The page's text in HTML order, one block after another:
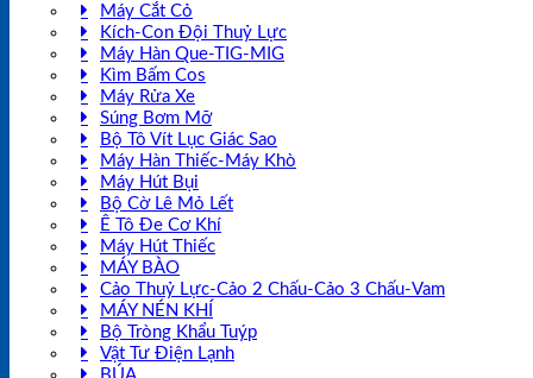
Máy Cắt Cỏ
Kích-Con Đội Thuỷ Lực
Máy Hàn Que-TIG-MIG
Kìm Bấm Cos
Máy Rửa Xe
Súng Bơm Mỡ
Bộ Tô Vít Lục Giác Sao
Máy Hàn Thiếc-Máy Khò
Máy Hút Bụi
Bộ Cờ Lê Mỏ Lết
Ê Tô Đe Cơ Khí
Máy Hút Thiếc
MÁY BÀO
Cảo Thuỷ Lực-Cảo 2 Chấu-Cảo 3 Chấu-Vam
MÁY NÉN KHÍ
Bộ Tròng Khẩu Tuýp
Vật Tư Điện Lạnh